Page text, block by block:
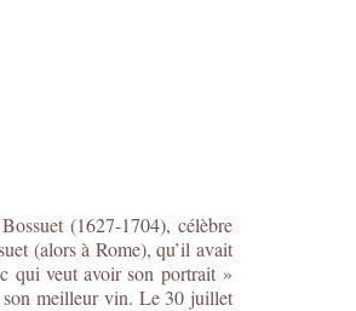
(1627-1704), célèbre
(alors à Rome), qu’il avait
qui veut avoir son portrait »
son meilleur vin. Le 30 juillet